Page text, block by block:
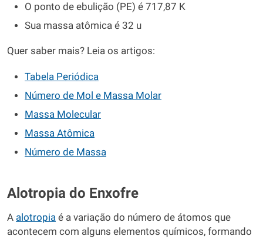
O ponto de ebulição (PE) é 717,87 K
Sua massa atômica é 32 u
Quer saber mais? Leia os artigos:
Tabela Periódica
Número de Mol e Massa Molar
Massa Molecular
Massa Atômica
Número de Massa
Alotropia do Enxofre
A alotropia é a variação do número de átomos que
acontecem com alguns elementos químicos, formando